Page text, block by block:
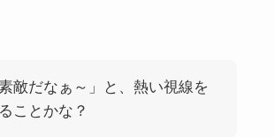
素敵だなぁ～」と、熱い視線を
ことかな？